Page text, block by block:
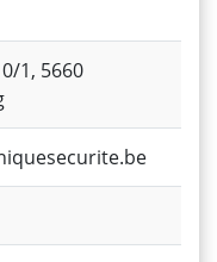
1, 5660